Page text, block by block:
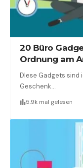
20 Büro
Ordnung am
DIese Gadgets sind
Geschenk…
5.9k mal gelesen